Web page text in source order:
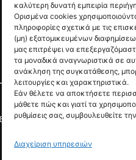
καλύτερη δυνατή εμπειρία
Ορισμένα cookies
πληροφορίες σχετικά με τις
(μη) εξατομικευμένων
μας επιτρέψει να
τα μοναδικά αναγνωριστικά σε
ανάκληση της συγκατάθεσης,
λειτουργίες και χαρακτηριστικά.
Εάν θέλετε να αποκτήσετε
μάθετε πώς και γιατί τα
ρυθμίσεις σας, συμβουλευθείτε
Διαχείριση υπηρεσιών